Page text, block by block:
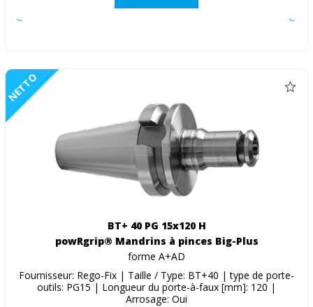
NETTO
BT+ 40 PG 15x120 H
powRgrip® Mandrins à pinces Big-Plus
forme A+AD
Fournisseur: Rego-Fix | Taille / Type: BT+40 | type de porte-
outils: PG15 | Longueur du porte-à-faux [mm]: 120 |
Arrosage: Oui